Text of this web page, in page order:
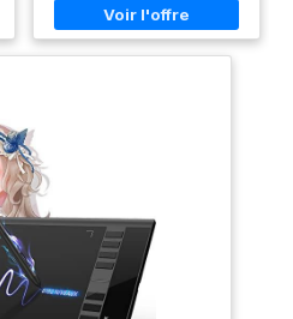
professionnels qui ont besoin
d'une fonction portable, en
particulier pendant les
Zoom, etc. Pour Osu. Jeu :
c'est une grande aide pour
jouer à des jeux de rythme
comme Osu Stylo passif : le
stylo sans batterie élimine les
inconvénients liés à la charge